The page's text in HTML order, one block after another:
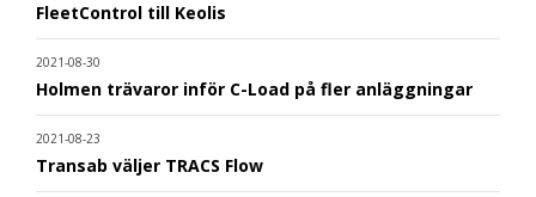
FleetControl till Keolis
2021-08-30
Holmen trävaror inför C-Load på fler anläggningar
2021-08-23
Transab väljer TRACS Flow